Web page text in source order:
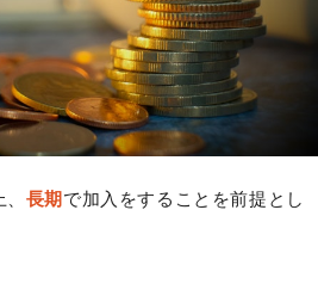
長期 で加入をすることを前提とし